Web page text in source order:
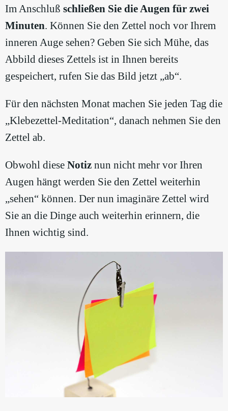
Im Anschluß schließen Sie die Augen für zwei
Minuten. Können Sie den Zettel noch vor Ihrem
inneren Auge sehen? Geben Sie sich Mühe, das
Abbild dieses Zettels ist in Ihnen bereits
gespeichert, rufen Sie das Bild jetzt „ab“.
Für den nächsten Monat machen Sie jeden Tag die
„Klebezettel-Meditation“, danach nehmen Sie den
Zettel ab.
Obwohl diese Notiz nun nicht mehr vor Ihren
Augen hängt werden Sie den Zettel weiterhin
„sehen“ können. Der nun imaginäre Zettel wird
Sie an die Dinge auch weiterhin erinnern, die
Ihnen wichtig sind.